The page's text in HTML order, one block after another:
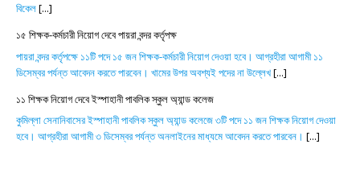
বিকেল[...]
১৫ শিক্ষক-কর্মচারী নিয়োগ দেবে পায়রা বন্দর কর্তৃপক্ষ
পায়রা বন্দর কর্তৃপক্ষে ১১টি পদে ১৫ জন শিক্ষক-কর্মচারী নিয়োগ দেওয়া হবে। আগ্রহীরা আগামী ১১
ডিসেম্বর পর্যন্ত আবেদন করতে পারবেন। খামের উপর অবশ্যই পদের না উল্লেখ[...]
১১ শিক্ষক নিয়োগ দেবে ইস্পাহানী পাবলিক স্কুল অ্যান্ড কলেজ
কুমিল্লা সেনানিবাসের ইস্পাহানী পাবলিক স্কুল অ্যান্ড কলেজে ৩টি পদে ১১ জন শিক্ষক নিয়োগ দেওয়া
হবে। আগ্রহীরা আগামী ৩ ডিসেম্বর পর্যন্ত অনলাইনের মাধ্যমে আবেদন করতে পারবেন। [...]